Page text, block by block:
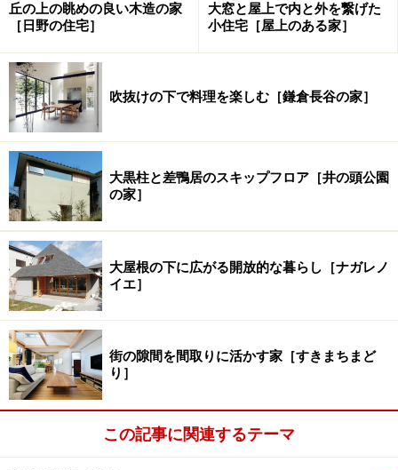
丘の上の眺めの良い木造の家
［日野の住宅］
大窓と屋上で内と外を繋げた
小住宅［屋上のある家］
吹抜けの下で料理を楽しむ［鎌倉長谷の家］
大黒柱と差鴨居のスキップフロア［井の頭公園
の家］
大屋根の下に広がる開放的な暮らし［ナガレノ
イエ］
街の隙間を間取りに活かす家［すきまちまど
り］
この記事に関連するテーマ